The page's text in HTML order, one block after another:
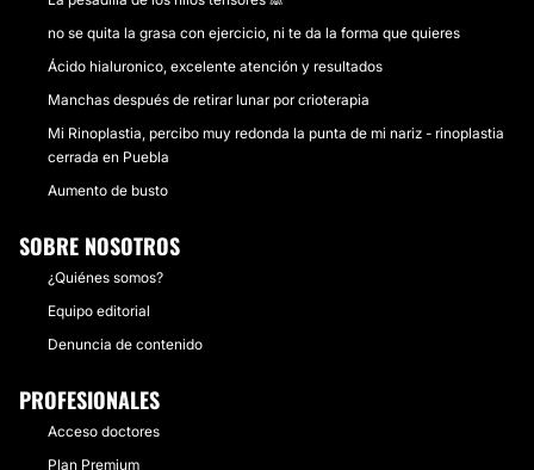
no se quita la grasa con ejercicio, ni te da la forma que quieres
Ácido hialuronico, excelente atención y resultados
Manchas después de retirar lunar por crioterapia
Mi Rinoplastia, percibo muy redonda la punta de mi nariz - rinoplastia
cerrada en Puebla
Aumento de busto
SOBRE NOSOTROS
¿Quiénes somos?
Equipo editorial
Denuncia de contenido
PROFESIONALES
Acceso doctores
Plan Premium